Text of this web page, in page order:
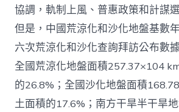
協調，軌制上風、普惠政策和計謀
但是，中國荒涼化和沙化地盤基數
六次荒涼化和沙化查詢拜訪公布數
全國荒涼化地盤面積257.37×104
的26.8%；全國沙化地盤面積
土面積的17.6%；南方干旱半干旱